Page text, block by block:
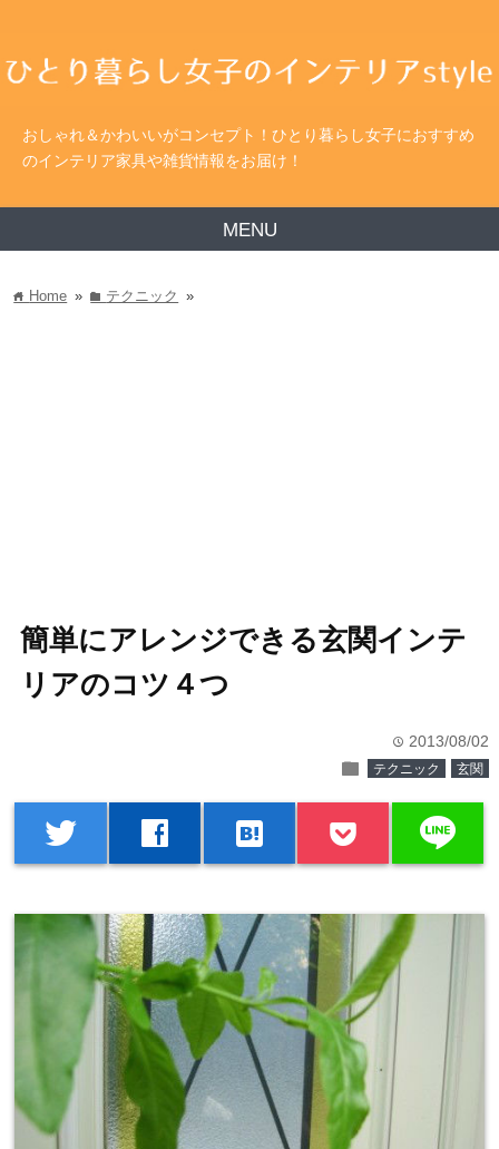
おしゃれ＆かわいいがコンセプト！ひとり暮らし女子におすすめ
のインテリア家具や雑貨情報をお届け！
MENU
home Home » folder テクニック »
簡単にアレンジできる玄関インテ
リアのコツ４つ
time 2013/08/02
folder テクニック 玄関
twitter facebook hatenabookmark line